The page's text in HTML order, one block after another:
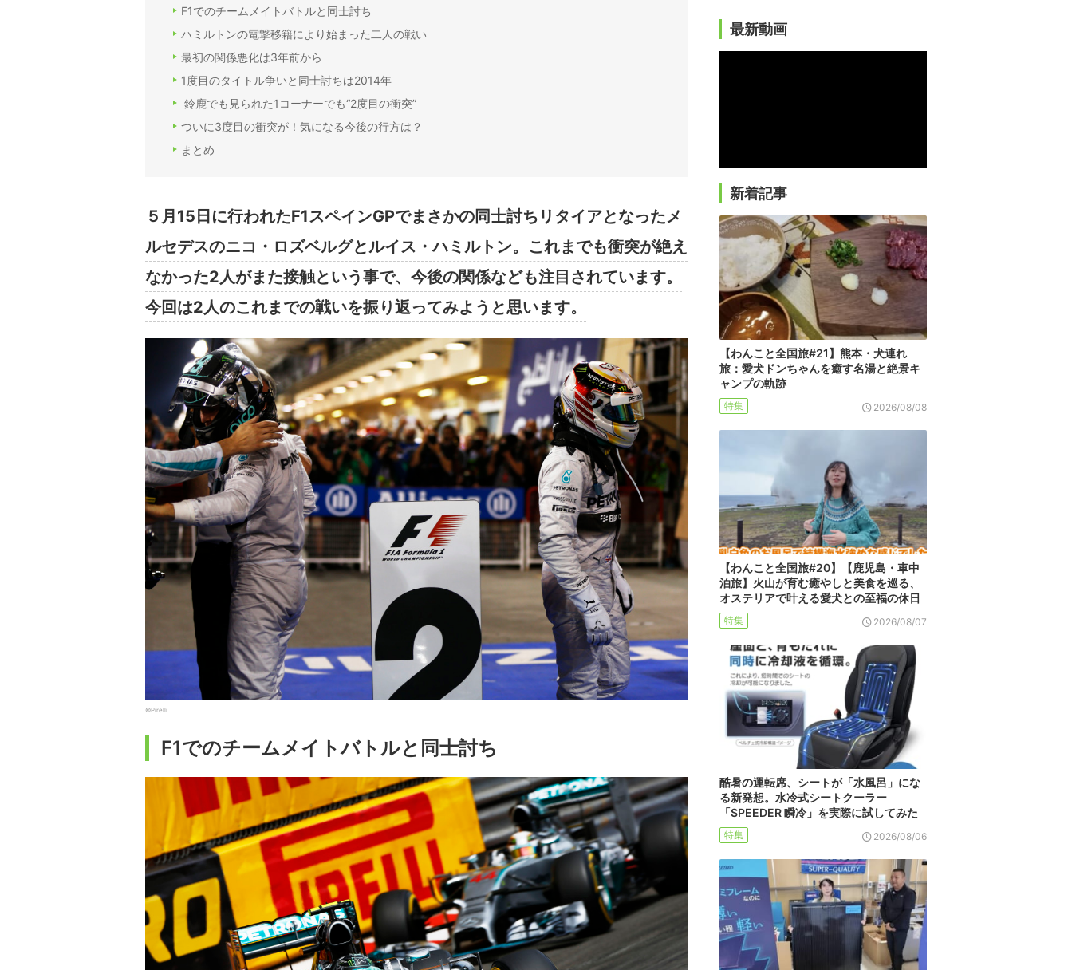
F1でのチームメイトバトルと同士討ち
ハミルトンの電撃移籍により始まった二人の戦い
最初の関係悪化は3年前から
1度目のタイトル争いと同士討ちは2014年
鈴鹿でも見られた1コーナーでも“2度目の衝突”
ついに3度目の衝突が！気になる今後の行方は？
まとめ
５月15日に行われたF1スペインGPでまさかの同士討ちリタイアとなったメ
ルセデスのニコ・ロズベルグとルイス・ハミルトン。これまでも衝突が絶え
なかった2人がまた接触という事で、今後の関係なども注目されています。
今回は2人のこれまでの戦いを振り返ってみようと思います。
©Pirelli
F1でのチームメイトバトルと同士討ち
最新動画
新着記事
【わんこと全国旅#21】熊本・犬連れ
旅：愛犬ドンちゃんを癒す名湯と絶景キ
ャンプの軌跡
特集 2026/08/08
【わんこと全国旅#20】【鹿児島・車中
泊旅】火山が育む癒やしと美食を巡る、
オステリアで叶える愛犬との至福の休日
特集 2026/08/07
酷暑の運転席、シートが「水風呂」にな
る新発想。水冷式シートクーラー
「SPEEDER 瞬冷」を実際に試してみた
特集 2026/08/06